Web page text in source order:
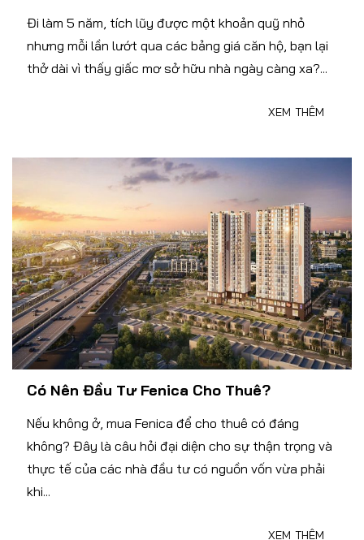
Đi làm 5 năm, tích lũy được một khoản quỹ nhỏ
nhưng mỗi lần lướt qua các bảng giá căn hộ, bạn lại
thở dài vì thấy giấc mơ sở hữu nhà ngày càng xa?...
XEM THÊM
Có Nên Đầu Tư Fenica Cho Thuê?
Nếu không ở, mua Fenica để cho thuê có đáng
không? Đây là câu hỏi đại diện cho sự thận trọng và
thực tế của các nhà đầu tư có nguồn vốn vừa phải
khi...
XEM THÊM